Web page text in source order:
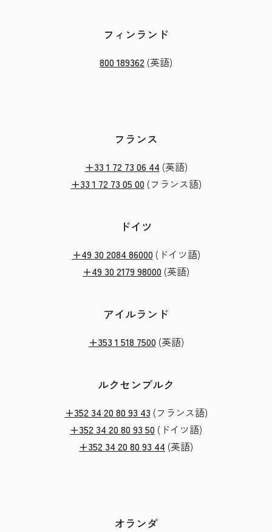
フィンランド
800 189362 (英語)
フランス
+33 1 72 73 06 44 (英語)
+33 1 72 73 05 00(フランス語)
ドイツ
+49 30 2084 86000(ドイツ語)
+49 30 2179 98000 (英語)
アイルランド
+353 1 518 7500(英語)
ルクセンブルク
+352 34 20 80 93 43 (フランス語)
+352 34 20 80 93 50 (ドイツ語)
+352 34 20 80 93 44 (英語)
オランダ